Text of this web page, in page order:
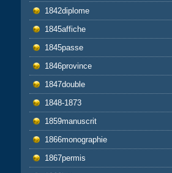
1842diplome
1845affiche
1845passe
1846province
1847double
1848-1873
1859manuscrit
1866monographie
1867permis